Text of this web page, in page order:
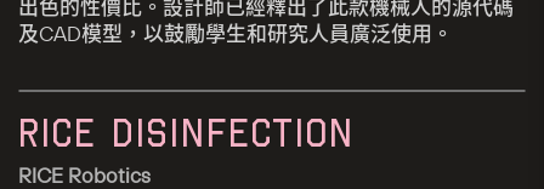
出色的性價比。設計師已經釋出了此款機械人的源代碼
及CAD模型，以鼓勵學生和研究人員廣泛使用。
RICE DISINFECTION
RICE Robotics